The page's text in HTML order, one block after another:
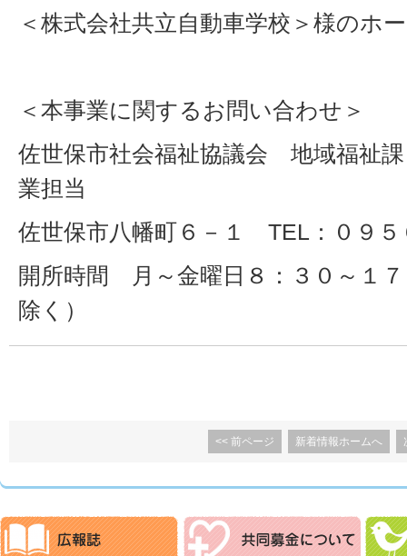
＜株式会社共立自動車学校＞様のホ
＜本事業に関するお問い合わせ＞
佐世保市社会福祉協議会 地域福祉
業担当
佐世保市八幡町６－１ TEL：０９５
開所時間 月～金曜日８：３０～１
除く）
<< 前ページ 新着情報ホームへ